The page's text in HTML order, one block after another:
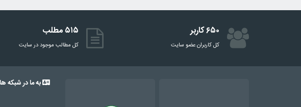
۶۵۰ کاربر
کل کاربران عضو سایت
۵۱۵ مطلب
کل مطالب موجود در سایت
به ما در شبکه